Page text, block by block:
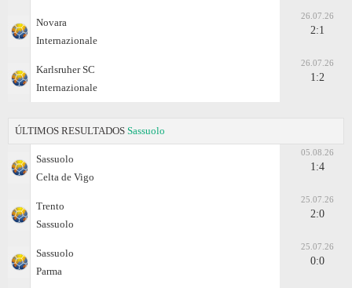
Novara
Internazionale
26.07.26
2:1
Karlsruher SC
Internazionale
26.07.26
1:2
ÚLTIMOS RESULTADOS Sassuolo
Sassuolo
Celta de Vigo
05.08.26
1:4
Trento
Sassuolo
25.07.26
2:0
Sassuolo
Parma
25.07.26
0:0